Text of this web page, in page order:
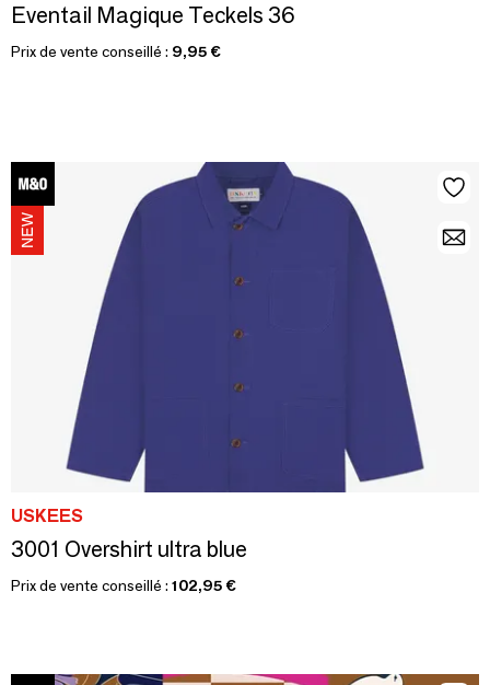
Eventail Magique Teckels 36
Prix de vente conseillé : 9,95 €
USKEES
3001 Overshirt ultra blue
Prix de vente conseillé : 102,95 €